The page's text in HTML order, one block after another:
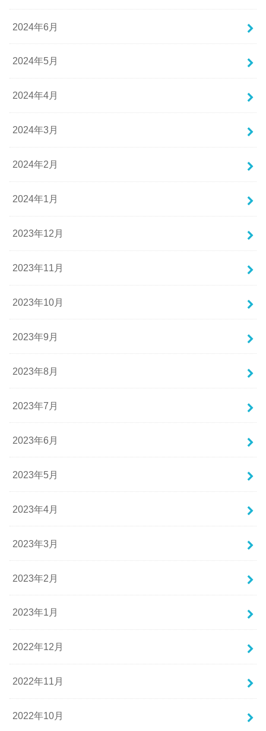
2024年6月
2024年5月
2024年4月
2024年3月
2024年2月
2024年1月
2023年12月
2023年11月
2023年10月
2023年9月
2023年8月
2023年7月
2023年6月
2023年5月
2023年4月
2023年3月
2023年2月
2023年1月
2022年12月
2022年11月
2022年10月